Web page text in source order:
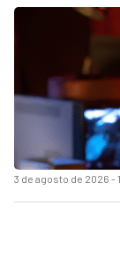
3 de agosto de 2026 -